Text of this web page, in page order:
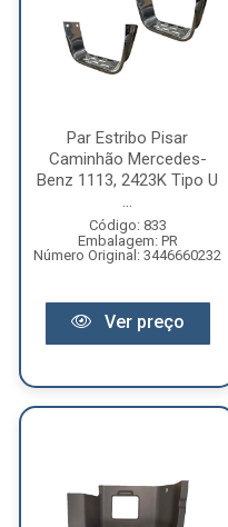
Par Estribo Pisar
Caminhão Mercedes-
Benz 1113, 2423K Tipo U
...
Código: 833
Embalagem: PR
Número Original: 3446660232
Ver preço